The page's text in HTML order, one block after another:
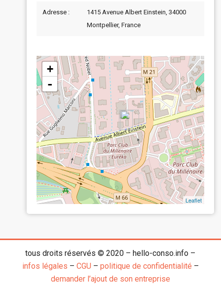
Adresse :
1415 Avenue Albert Einstein, 34000
Montpellier, France
+
-
Leaflet
tous droits réservés © 2020 – hello-conso.info –
infos légales – CGU – politique de confidentialité –
demander l’ajout de son entreprise